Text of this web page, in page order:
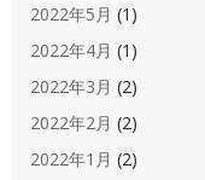
2022年5月 (1)
2022年4月 (1)
2022年3月 (2)
2022年2月 (2)
2022年1月 (2)